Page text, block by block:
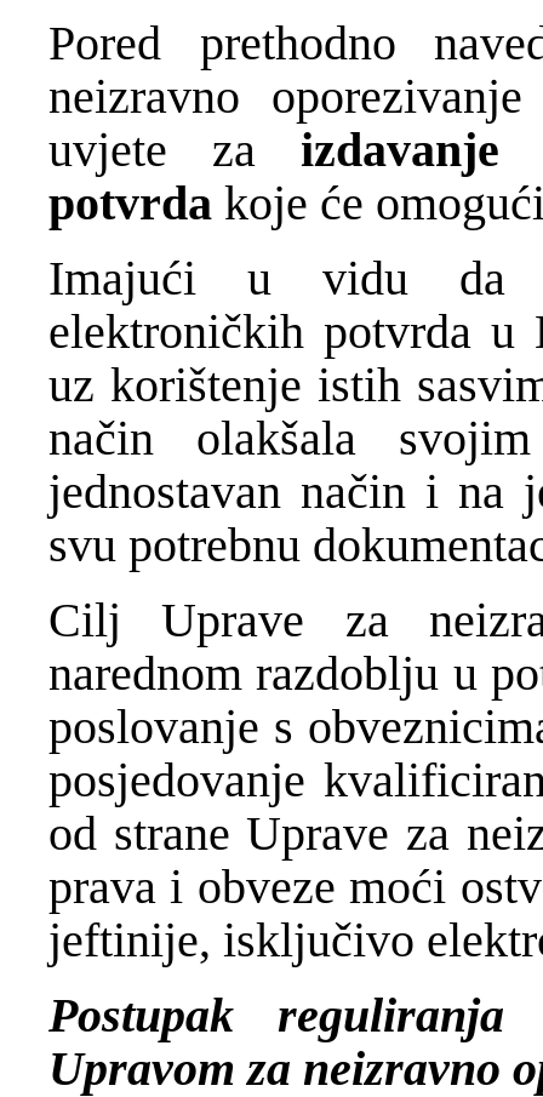
Pored prethodno
neizravno
uvjete za izdavanje
potvrda koje će
Imajući u vidu da
elektroničkih potvrda
uz korištenje istih
način olakšala
jednostavan način i na
svu potrebnu
Cilj Uprave za
narednom razdoblju u
poslovanje s
posjedovanje
od strane Uprave za
prava i obveze moći
jeftinije, isključivo
Postupak reguliranja
Upravom za neizravno